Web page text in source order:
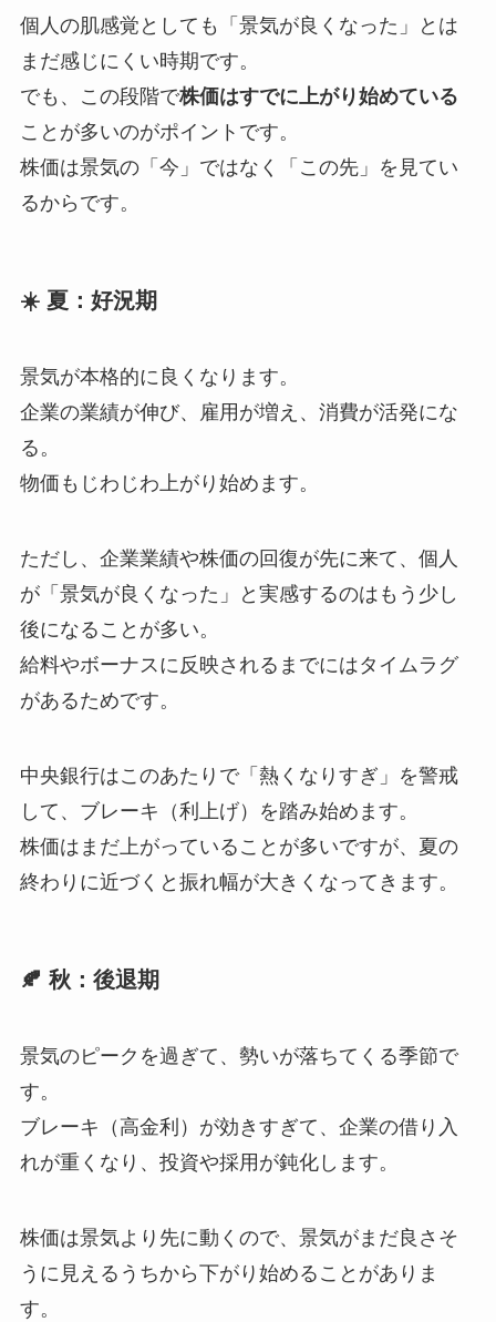
個人の肌感覚としても「景気が良くなった」とは
まだ感じにくい時期です。
でも、この段階で株価はすでに上がり始めている
ことが多いのがポイントです。
株価は景気の「今」ではなく「この先」を見てい
るからです。
☀️ 夏：好況期
景気が本格的に良くなります。
企業の業績が伸び、雇用が増え、消費が活発にな
る。
物価もじわじわ上がり始めます。
ただし、企業業績や株価の回復が先に来て、個人
が「景気が良くなった」と実感するのはもう少し
後になることが多い。
給料やボーナスに反映されるまでにはタイムラグ
があるためです。
中央銀行はこのあたりで「熱くなりすぎ」を警戒
して、ブレーキ（利上げ）を踏み始めます。
株価はまだ上がっていることが多いですが、夏の
終わりに近づくと振れ幅が大きくなってきます。
🍂 秋：後退期
景気のピークを過ぎて、勢いが落ちてくる季節で
す。
ブレーキ（高金利）が効きすぎて、企業の借り入
れが重くなり、投資や採用が鈍化します。
株価は景気より先に動くので、景気がまだ良さそ
うに見えるうちから下がり始めることがありま
す。